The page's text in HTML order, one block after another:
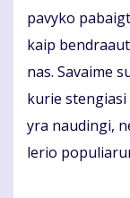
pa­vy­ko
kaip
nas. Sa­vai­me
ku­rie
yra nau­din­gi,
lerio